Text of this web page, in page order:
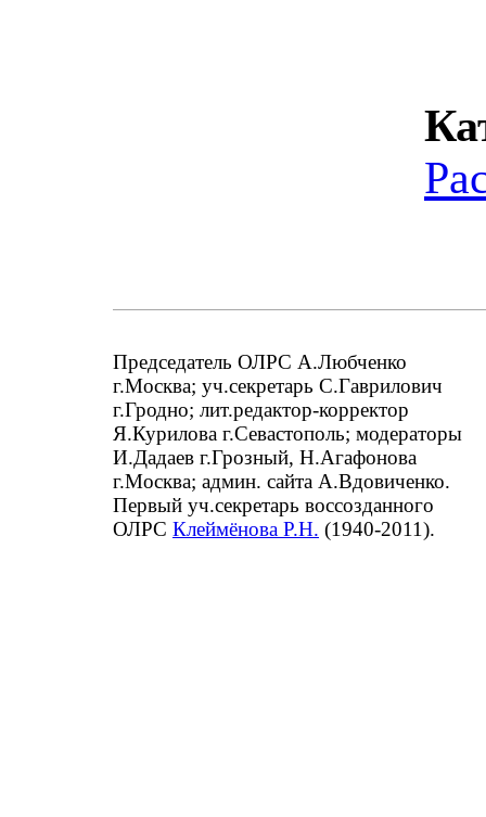
Председатель ОЛРС А.Любченко
г.Москва; уч.секретарь С.Гаврилович
г.Гродно; лит.редактор-корректор
Я.Курилова г.Севастополь; модераторы
И.Дадаев г.Грозный, Н.Агафонова
г.Москва; админ. сайта А.Вдовиченко.
Первый уч.секретарь воссозданного
ОЛРС Клеймёнова Р.Н. (1940-2011).